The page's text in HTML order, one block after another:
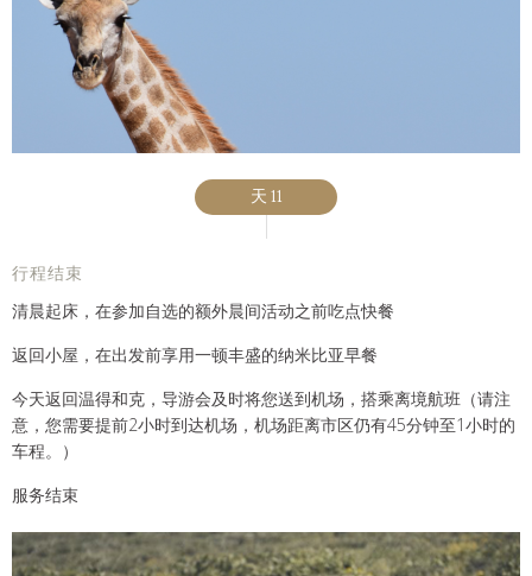
天 11
行程结束​
清晨起床，在参加自选的额外晨间活动之前吃点快餐
返回小屋，在出发前享用一顿丰盛的纳米比亚早餐
今天返回温得和克，导游会及时将您送到机场，搭乘离境航班（请注
意，您需要提前2小时到达机场，机场距离市区仍有45分钟至1小时的
车程。）
服务结束